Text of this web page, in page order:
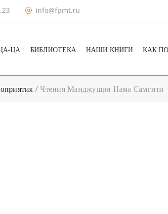
info@fpmt.ru
ЦА БИБЛИОТЕКА НАШИ КНИГИ КАК
/Чтения Манджушри Нама Самгити